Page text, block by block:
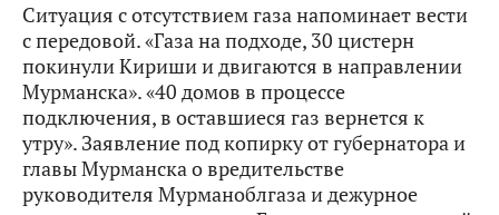
Ситуация с отсутствием газа напоминает вести
с передовой. «Газа на подходе, 30 цистерн
покинули Кириши и двигаются в направлении
Мурманска». «40 домов в процессе
подключения, в оставшиеся газ вернется к
утру». Заявление под копирку от губернатора и
главы Мурманска о вредительстве
руководителя Мурманоблгаза и дежурное